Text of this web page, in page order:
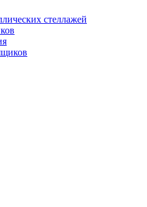
стеллажей